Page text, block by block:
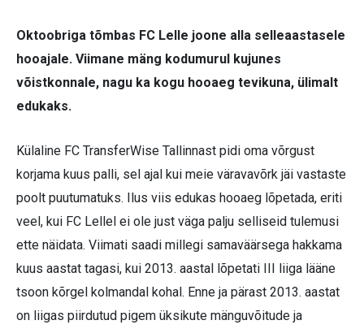
Oktoobriga tõmbas FC Lelle joone alla selleaastasele
hooajale. Viimane mäng kodumurul kujunes
võistkonnale, nagu ka kogu hooaeg tevikuna, ülimalt
edukaks.
Külaline FC TransferWise Tallinnast pidi oma võrgust
korjama kuus palli, sel ajal kui meie väravavõrk jäi vastaste
poolt puutumatuks. Ilus viis edukas hooaeg lõpetada, eriti
veel, kui FC Lellel ei ole just väga palju selliseid tulemusi
ette näidata. Viimati saadi millegi samaväärsega hakkama
kuus aastat tagasi, kui 2013. aastal lõpetati III liiga lääne
tsoon kõrgel kolmandal kohal. Enne ja pärast 2013. aastat
on liigas piirdutud pigem üksikute mänguvõitude ja